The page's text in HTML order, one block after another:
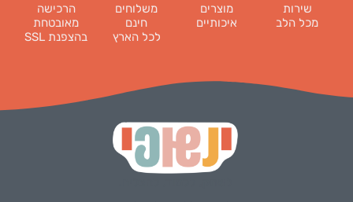
שירות
מכל הלב
מוצרים
איכותיים
משלוחים
חינם
לכל הארץ
הרכישה
מאובטחת
בהצפנת SSL